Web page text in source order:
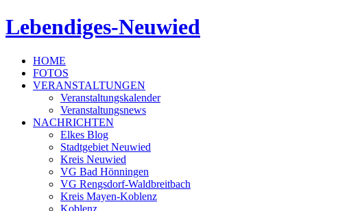
Lebendiges-Neuwied
HOME
FOTOS
VERANSTALTUNGEN
Veranstaltungskalender
Veranstaltungsnews
NACHRICHTEN
Elkes Blog
Stadtgebiet Neuwied
Kreis Neuwied
VG Bad Hönningen
VG Rengsdorf-Waldbreitbach
Kreis Mayen-Koblenz
Koblenz